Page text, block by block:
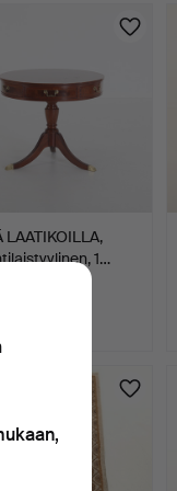
LAATIKOILLA,
1…